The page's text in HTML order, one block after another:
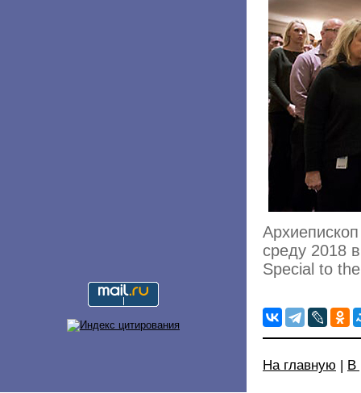
среду 2018
Special to
На главную В